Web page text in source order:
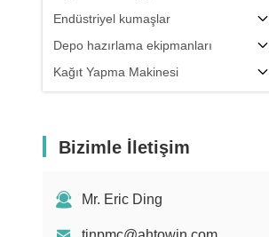
Endüstriyel kumaşlar
Depo hazırlama ekipmanları
Kağıt Yapma Makinesi
Bizimle İletişim
Mr. Eric Ding